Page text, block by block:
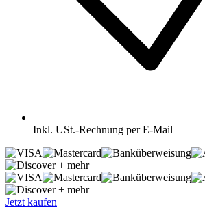
Inkl. USt.-Rechnung per E-Mail
+ mehr
+ mehr
Jetzt kaufen